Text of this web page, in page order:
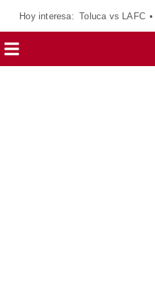
Hoy interesa: Toluca vs LAFC